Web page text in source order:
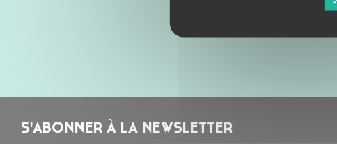
S'ABONNER À LA NEWSLETTER